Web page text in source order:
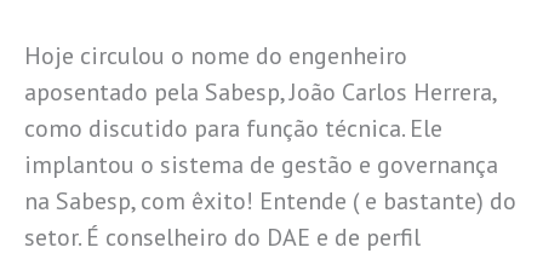
Hoje circulou o nome do engenheiro
aposentado pela Sabesp, João Carlos Herrera,
como discutido para função técnica. Ele
implantou o sistema de gestão e governança
na Sabesp, com êxito! Entende ( e bastante) do
setor. É conselheiro do DAE e de perfil